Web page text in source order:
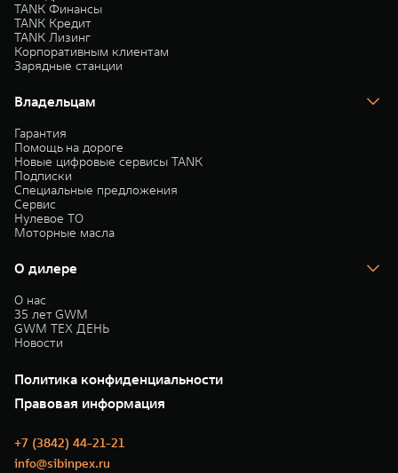
TANK Финансы
TANK Кредит
TANK Лизинг
Корпоративным клиентам
Зарядные станции
Владельцам
Гарантия
Помощь на дороге
Новые цифровые сервисы TANK
Подписки
Специальные предложения
Сервис
Нулевое ТО
Моторные масла
О дилере
О нас
35 лет GWM
GWM ТЕХ ДЕНЬ
Новости
Политика конфиденциальности
Правовая информация
+7 (3842) 44-21-21
info@sibinpex.ru